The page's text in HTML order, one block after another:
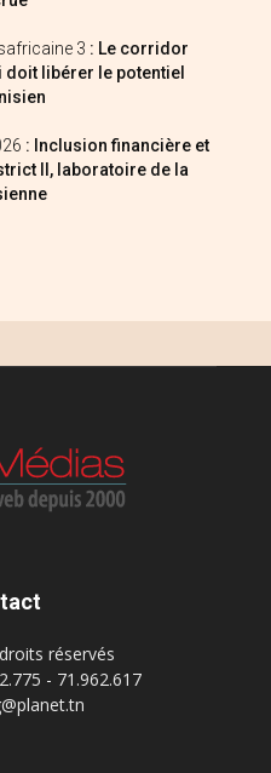
3 : Le corridor
libérer le potentiel
: Inclusion financière et
II, laboratoire de la
réservés
- 71.962.617